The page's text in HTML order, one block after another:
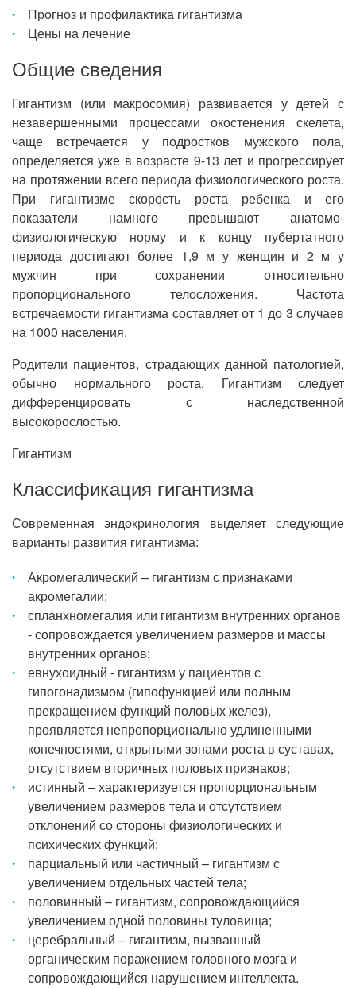
Прогноз и профилактика гигантизма
Цены на лечение
Общие сведения
Гигантизм (или макросомия) развивается у детей с
незавершенными процессами окостенения скелета,
чаще встречается у подростков мужского пола,
определяется уже в возрасте 9-13 лет и прогрессирует
на протяжении всего периода физиологического роста.
При гигантизме скорость роста ребенка и его
показатели намного превышают анатомо-
физиологическую норму и к концу пубертатного
периода достигают более 1,9 м у женщин и 2 м у
мужчин при сохранении относительно
пропорционального телосложения. Частота
встречаемости гигантизма составляет от 1 до 3 случаев
на 1000 населения.
Родители пациентов, страдающих данной патологией,
обычно нормального роста. Гигантизм следует
дифференцировать с наследственной
высокорослостью.
Гигантизм
Классификация гигантизма
Современная эндокринология выделяет следующие
варианты развития гигантизма:
Акромегалический – гигантизм с признаками
акромегалии;
спланхномегалия или гигантизм внутренних органов
- сопровождается увеличением размеров и массы
внутренних органов;
евнухоидный - гигантизм у пациентов с
гипогонадизмом (гипофункцией или полным
прекращением функций половых желез),
проявляется непропорционально удлиненными
конечностями, открытыми зонами роста в суставах,
отсутствием вторичных половых признаков;
истинный – характеризуется пропорциональным
увеличением размеров тела и отсутствием
отклонений со стороны физиологических и
психических функций;
парциальный или частичный – гигантизм с
увеличением отдельных частей тела;
половинный – гигантизм, сопровождающийся
увеличением одной половины туловища;
церебральный – гигантизм, вызванный
органическим поражением головного мозга и
сопровождающийся нарушением интеллекта.